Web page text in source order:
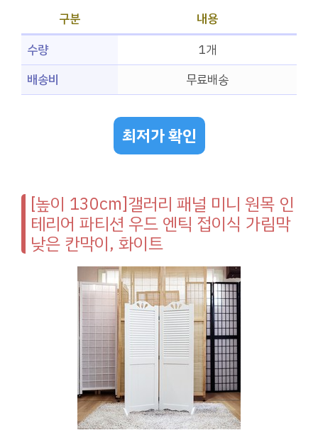
구분
내용
수량
1개
배송비
무료배송
최저가 확인
[높이 130cm]갤러리 패널 미니 원목 인
테리어 파티션 우드 엔틱 접이식 가림막
낮은 칸막이, 화이트